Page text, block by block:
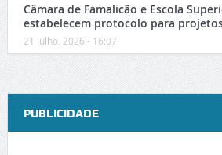
Câmara de Famalicão e Escola
estabelecem protocolo para
21 Julho, 2026 - 16:07
PUBLICIDADE